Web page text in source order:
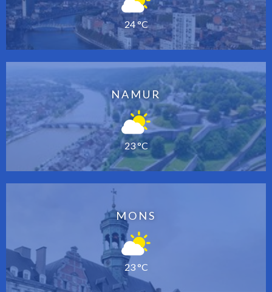
24 °C
NAMUR
23 °C
MONS
23 °C